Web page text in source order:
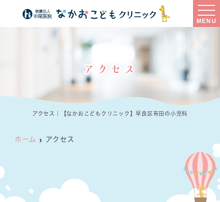
MENU
アクセス
アクセス｜【なかおこどもクリニック】早良区有田の小児科
ホーム アクセス